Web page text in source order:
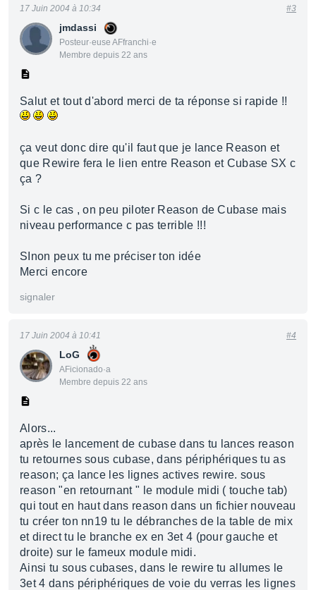
jmdassi
Posteur·euse AFfranchi·e
Membre depuis 22 ans
17 Juin 2004 à 10:34 #3
Salut et tout d'abord merci de ta réponse si rapide !!
ça veut donc dire qu'il faut que je lance Reason et
que Rewire fera le lien entre Reason et Cubase SX c
ça ?
Si c le cas , on peu piloter Reason de Cubase mais
niveau performance c pas terrible !!!
SInon peux tu me préciser ton idée
Merci encore
signaler
LoG
AFicionado·a
Membre depuis 22 ans
17 Juin 2004 à 10:41 #4
Alors...
après le lancement de cubase dans tu lances reason
tu retournes sous cubase, dans périphériques tu as
reason; ça lance les lignes actives rewire. sous
reason "en retournant " le module midi ( touche tab)
qui tout en haut dans reason dans un fichier nouveau
tu créer ton nn19 tu le débranches de la table de mix
et direct tu le branche ex en 3et 4 (pour gauche et
droite) sur le fameux module midi.
Ainsi tu sous cubases, dans le rewire tu allumes le
3et 4 dans périphériques de voie du verras les lignes